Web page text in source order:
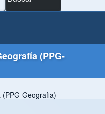
(PPG-
Geografia)